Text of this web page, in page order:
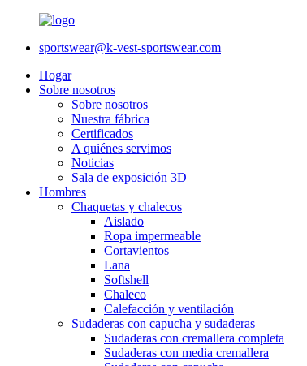
sportswear@k-vest-sportswear.com
Hogar
Sobre nosotros
Sobre nosotros
Nuestra fábrica
Certificados
A quiénes servimos
Noticias
Sala de exposición 3D
Hombres
Chaquetas y chalecos
Aislado
Ropa impermeable
Cortavientos
Lana
Softshell
Chaleco
Calefacción y ventilación
Sudaderas con capucha y sudaderas
Sudaderas con cremallera completa
Sudaderas con media cremallera